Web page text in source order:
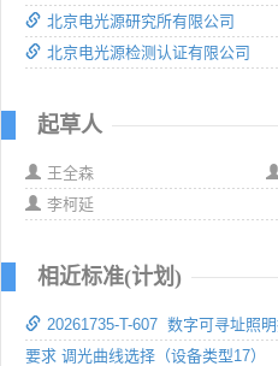
北京电光源研究所有限公司
北京电光源检测认证有限公司
起草人
王全森
李柯延
相近标准(计划)
20261735-T-607 数字可寻址照
要求 调光曲线选择（设备类型17）